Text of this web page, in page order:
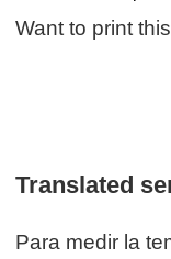
Want to print
Translated
Para medir la